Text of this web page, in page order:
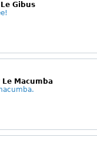
Gibus
Macumba